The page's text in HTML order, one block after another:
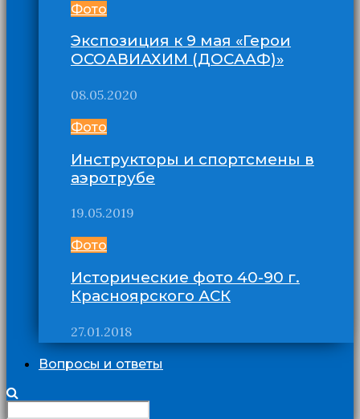
Фото
Экспозиция к 9 мая «Герои
ОСОАВИАХИМ (ДОСААФ)»
08.05.2020
Фото
Инструкторы и спортсмены в
аэротрубе
19.05.2019
Фото
Исторические фото 40-90 г.
Красноярского АСК
27.01.2018
Вопросы и ответы